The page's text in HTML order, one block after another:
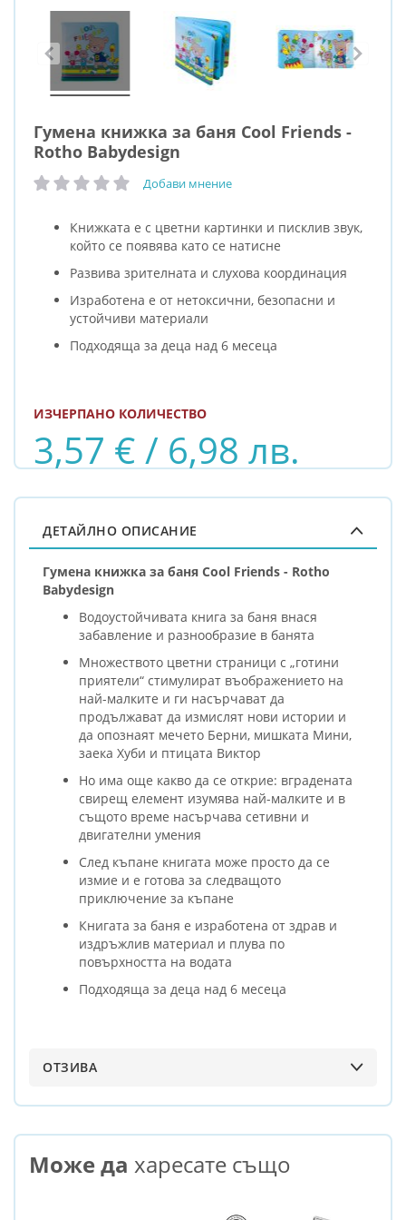
Гумена книжка за баня Cool Friends -
Rotho Babydesign
рейтинг: Добави мнение
Книжката е с цветни картинки и писклив звук,
който се появява като се натисне
Развива зрителната и слухова координация
Изработена е от нетоксични, безопасни и
устойчиви материали
Подходяща за деца над 6 месеца
3,57 € / 6,98 лв.
ИЗЧЕРПАНО КОЛИЧЕСТВО
ДЕТАЙЛНО ОПИСАНИЕ
Гумена книжка за баня Cool Friends - Rotho
Babydesign
Водоустойчивата книга за баня внася
забавление и разнообразие в банята
Множеството цветни страници с „готини
приятели“ стимулират въображението на
най-малките и ги насърчават да
продължават да измислят нови истории и
да опознаят мечето Берни, мишката Мини,
заека Хуби и птицата Виктор
Но има още какво да се открие: вградената
свирещ елемент изумява най-малките и в
същото време насърчава сетивни и
двигателни умения
След къпане книгата може просто да се
измие и е готова за следващото
приключение за къпане
Книгата за баня е изработена от здрав и
издръжлив материал и плува по
повърхността на водата
Подходяща за деца над 6 месеца
ОТЗИВА
Може да харесате също